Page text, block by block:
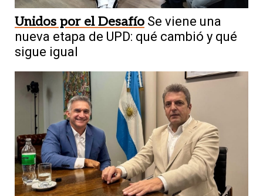
Unidos por el Desafío Se viene una
nueva etapa de UPD: qué cambió y qué
sigue igual